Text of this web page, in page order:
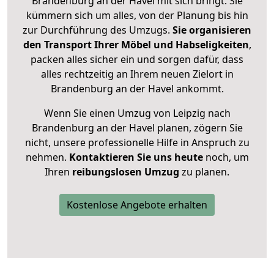
kümmern sich um alles, von der Planung bis hin
zur Durchführung des Umzugs. Sie organisieren
den Transport Ihrer Möbel und Habseligkeiten,
packen alles sicher ein und sorgen dafür, dass
alles rechtzeitig an Ihrem neuen Zielort in
Brandenburg an der Havel ankommt.
Wenn Sie einen Umzug von Leipzig nach
Brandenburg an der Havel planen, zögern Sie
nicht, unsere professionelle Hilfe in Anspruch zu
nehmen. Kontaktieren Sie uns heutenoch, um
Ihren reibungslosen Umzug zu planen.
Kostenlose Angebote erhalten